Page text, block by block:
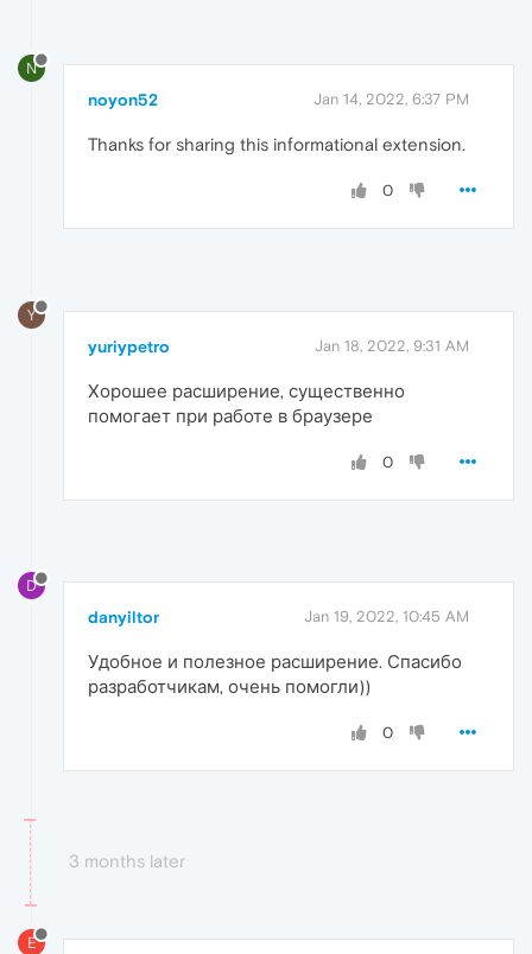
N
noyon52 Jan 14, 2022, 6:37 PM
Thanks for sharing this informational extension.
0
Y
yuriypetro Jan 18, 2022, 9:31 AM
Хорошее расширение, существенно
помогает при работе в браузере
0
D
danyiltor Jan 19, 2022, 10:45 AM
Удобное и полезное расширение. Спасибо
разработчикам, очень помогли))
0
3 months later
E